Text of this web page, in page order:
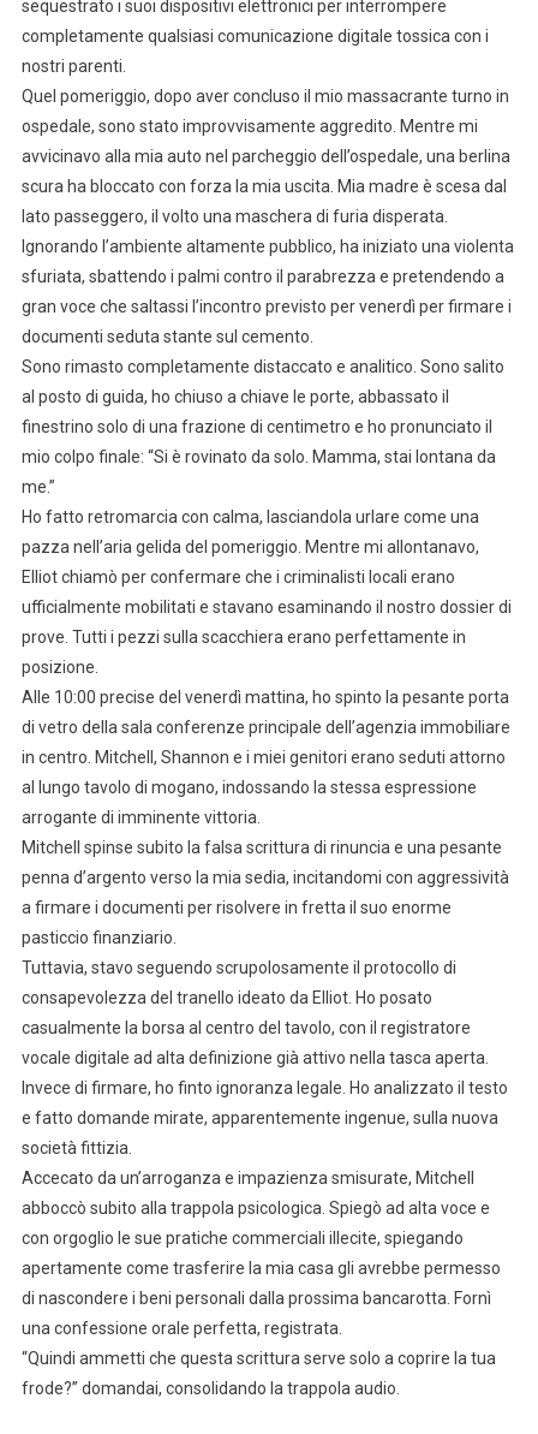
sequestrato i suoi dispositivi elettronici per interrompere
completamente qualsiasi comunicazione digitale tossica con i
nostri parenti.
Quel pomeriggio, dopo aver concluso il mio massacrante turno in
ospedale, sono stato improvvisamente aggredito. Mentre mi
avvicinavo alla mia auto nel parcheggio dell’ospedale, una berlina
scura ha bloccato con forza la mia uscita. Mia madre è scesa dal
lato passeggero, il volto una maschera di furia disperata.
Ignorando l’ambiente altamente pubblico, ha iniziato una violenta
sfuriata, sbattendo i palmi contro il parabrezza e pretendendo a
gran voce che saltassi l’incontro previsto per venerdì per firmare i
documenti seduta stante sul cemento.
Sono rimasto completamente distaccato e analitico. Sono salito
al posto di guida, ho chiuso a chiave le porte, abbassato il
finestrino solo di una frazione di centimetro e ho pronunciato il
mio colpo finale: “Si è rovinato da solo. Mamma, stai lontana da
me.”
Ho fatto retromarcia con calma, lasciandola urlare come una
pazza nell’aria gelida del pomeriggio. Mentre mi allontanavo,
Elliot chiamò per confermare che i criminalisti locali erano
ufficialmente mobilitati e stavano esaminando il nostro dossier di
prove. Tutti i pezzi sulla scacchiera erano perfettamente in
posizione.
Alle 10:00 precise del venerdì mattina, ho spinto la pesante porta
di vetro della sala conferenze principale dell’agenzia immobiliare
in centro. Mitchell, Shannon e i miei genitori erano seduti attorno
al lungo tavolo di mogano, indossando la stessa espressione
arrogante di imminente vittoria.
Mitchell spinse subito la falsa scrittura di rinuncia e una pesante
penna d’argento verso la mia sedia, incitandomi con aggressività
a firmare i documenti per risolvere in fretta il suo enorme
pasticcio finanziario.
Tuttavia, stavo seguendo scrupolosamente il protocollo di
consapevolezza del tranello ideato da Elliot. Ho posato
casualmente la borsa al centro del tavolo, con il registratore
vocale digitale ad alta definizione già attivo nella tasca aperta.
Invece di firmare, ho finto ignoranza legale. Ho analizzato il testo
e fatto domande mirate, apparentemente ingenue, sulla nuova
società fittizia.
Accecato da un’arroganza e impazienza smisurate, Mitchell
abboccò subito alla trappola psicologica. Spiegò ad alta voce e
con orgoglio le sue pratiche commerciali illecite, spiegando
apertamente come trasferire la mia casa gli avrebbe permesso
di nascondere i beni personali dalla prossima bancarotta. Fornì
una confessione orale perfetta, registrata.
“Quindi ammetti che questa scrittura serve solo a coprire la tua
frode?” domandai, consolidando la trappola audio.